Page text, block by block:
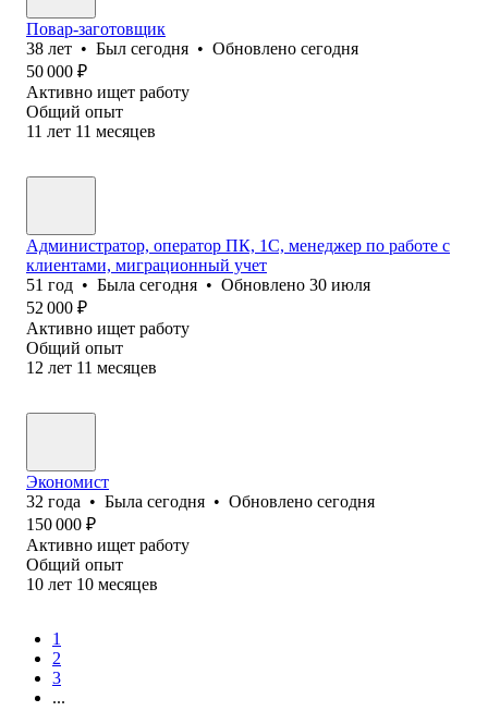
Повар-заготовщик
38 лет • Был сегодня • Обновлено сегодня
50 000 ₽
Активно ищет работу
Общий опыт
11 лет 11 месяцев
Администратор, оператор ПК, 1С, менеджер по работе с
клиентами, миграционный учет
51 год • Была сегодня • Обновлено 30 июля
52 000 ₽
Активно ищет работу
Общий опыт
12 лет 11 месяцев
Экономист
32 года • Была сегодня • Обновлено сегодня
150 000 ₽
Активно ищет работу
Общий опыт
10 лет 10 месяцев
1
2
3
...